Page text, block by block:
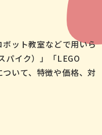
ット教室などで用いら
パイク）」「LEGO
いて、特徴や価格、対